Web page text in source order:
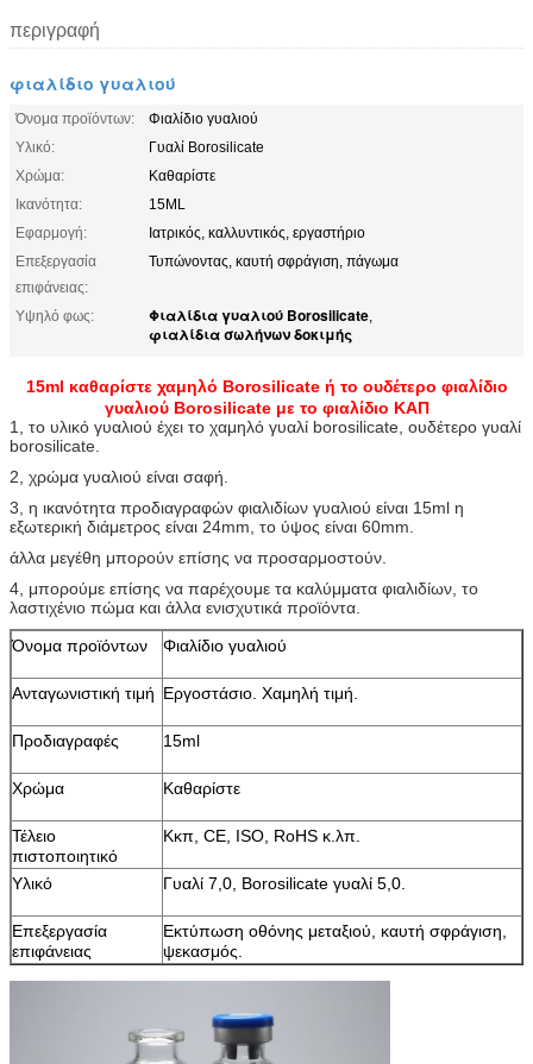
περιγραφή
φιαλίδιο γυαλιού
Όνομα προϊόντων:
Φιαλίδιο γυαλιού
Υλικό:
Γυαλί Borosilicate
Χρώμα:
Καθαρίστε
Ικανότητα:
15ML
Εφαρμογή:
Ιατρικός, καλλυντικός, εργαστήριο
Επεξεργασία
επιφάνειας:
Τυπώνοντας, καυτή σφράγιση, πάγωμα
Υψηλό φως: Φιαλίδια γυαλιού Borosilicate,
φιαλίδια σωλήνων δοκιμής
15ml καθαρίστε χαμηλό Borosilicate ή το ουδέτερο φιαλίδιο
γυαλιού Borosilicate με το φιαλίδιο ΚΑΠ
1, το υλικό γυαλιού έχει το χαμηλό γυαλί borosilicate, ουδέτερο γυαλί
borosilicate.
2, χρώμα γυαλιού είναι σαφή.
3, η ικανότητα προδιαγραφών φιαλιδίων γυαλιού είναι 15ml η
εξωτερική διάμετρος είναι 24mm, το ύψος είναι 60mm.
άλλα μεγέθη μπορούν επίσης να προσαρμοστούν.
4, μπορούμε επίσης να παρέχουμε τα καλύμματα φιαλιδίων, το
λαστιχένιο πώμα και άλλα ενισχυτικά προϊόντα.
Όνομα προϊόντων
Φιαλίδιο γυαλιού
Ανταγωνιστική τιμή Εργοστάσιο. Χαμηλή τιμή.
Προδιαγραφές 15ml
Χρώμα Καθαρίστε
Τέλειο
πιστοποιητικό
Κκπ, CE, ISO, RoHS κ.λπ.
Υλικό Γυαλί 7,0, Borosilicate γυαλί 5,0.
Επεξεργασία
επιφάνειας
Εκτύπωση οθόνης μεταξιού, καυτή σφράγιση,
ψεκασμός.